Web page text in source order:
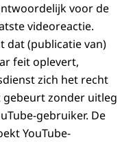
voor de
videoreactie.
dat (publicatie van)
feit oplevert,
zich het recht
zonder uitleg
gebruiker. De
YouTube-